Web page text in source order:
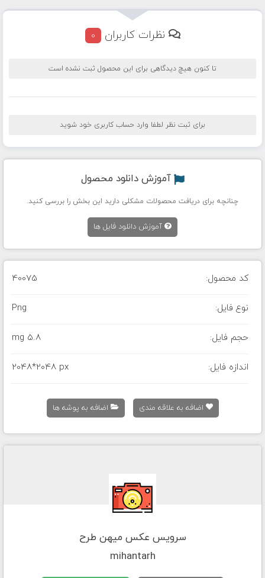
نظرات کاربران 0
تا کنون هیچ دیدگاهی برای این محصول ثبت نشده است
برای ثبت نظر لطفا وارد حساب کاربری خود شوید
آموزش دانلود محصول
چنانچه برای دریافت محصولات مشکلی دارید این بخش را بررسی کنید.
آموزش دانلود فایل ها
کد محصول: 40075
نوع فایل: Png
حجم فایل: 5.8 mg
اندازه فایل: 2048*2048 px
اضافه به علاقه مندی اضافه به پوشه ها
سرویس عکس میهن طرح
mihantarh